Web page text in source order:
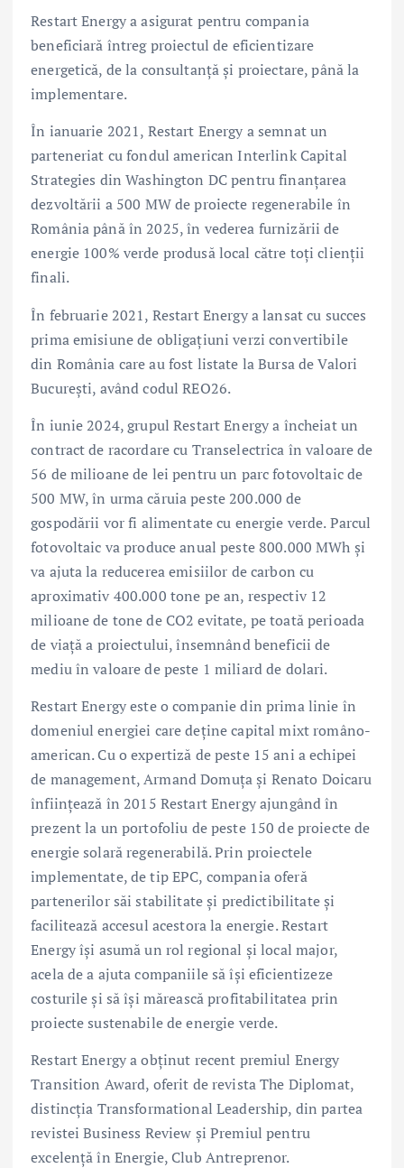
Restart Energy a asigurat pentru compania
beneficiară întreg proiectul de eficientizare
energetică, de la consultanță și proiectare, până la
implementare.
În ianuarie 2021, Restart Energy a semnat un
parteneriat cu fondul american Interlink Capital
Strategies din Washington DC pentru finanțarea
dezvoltării a 500 MW de proiecte regenerabile în
România până în 2025, în vederea furnizării de
energie 100% verde produsă local către toți clienții
finali.
În februarie 2021, Restart Energy a lansat cu succes
prima emisiune de obligațiuni verzi convertibile
din România care au fost listate la Bursa de Valori
București, având codul REO26.
În iunie 2024, grupul Restart Energy a încheiat un
contract de racordare cu Transelectrica în valoare de
56 de milioane de lei pentru un parc fotovoltaic de
500 MW, în urma căruia peste 200.000 de
gospodării vor fi alimentate cu energie verde. Parcul
fotovoltaic va produce anual peste 800.000 MWh și
va ajuta la reducerea emisiilor de carbon cu
aproximativ 400.000 tone pe an, respectiv 12
milioane de tone de CO2 evitate, pe toată perioada
de viață a proiectului, însemnând beneficii de
mediu în valoare de peste 1 miliard de dolari.
Restart Energy este o companie din prima linie în
domeniul energiei care deține capital mixt româno-
american. Cu o expertiză de peste 15 ani a echipei
de management, Armand Domuța și Renato Doicaru
înființează în 2015 Restart Energy ajungând în
prezent la un portofoliu de peste 150 de proiecte de
energie solară regenerabilă. Prin proiectele
implementate, de tip EPC, compania oferă
partenerilor săi stabilitate și predictibilitate și
facilitează accesul acestora la energie. Restart
Energy își asumă un rol regional și local major,
acela de a ajuta companiile să își eficientizeze
costurile și să își mărească profitabilitatea prin
proiecte sustenabile de energie verde.
Restart Energy a obținut recent premiul Energy
Transition Award, oferit de revista The Diplomat,
distincția Transformational Leadership, din partea
revistei Business Review și Premiul pentru
excelență în Energie, Club Antreprenor.